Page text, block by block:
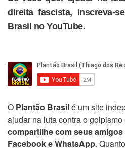
direita fascista, inscreva-
Brasil no YouTube.
O Plantão Brasilé um site
ajudar na luta contra o
compartilhe com seus
Facebook e WhatsApp.